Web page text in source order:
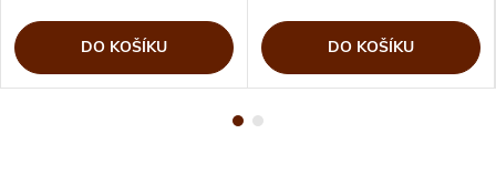
DO KOŠÍKU DO KOŠÍKU